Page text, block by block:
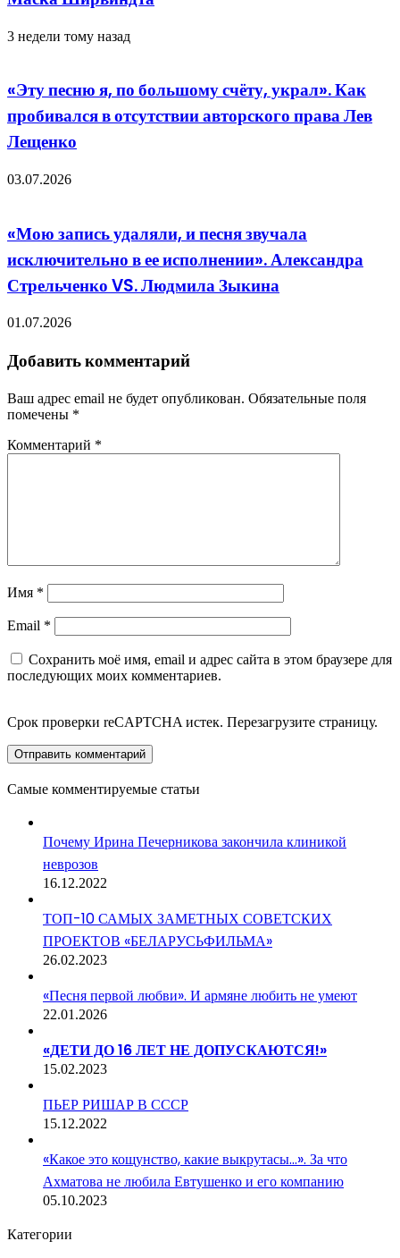
3 недели тому назад
«Эту песню я, по большому счёту, украл». Как
пробивался в отсутствии авторского права Лев
Лещенко
03.07.2026
«Мою запись удаляли, и песня звучала
исключительно в ее исполнении». Александра
Стрельченко VS. Людмила Зыкина
01.07.2026
Добавить комментарий
Ваш адрес email не будет опубликован. Обязательные поля
помечены *
Комментарий *
Имя *
Email *
Сохранить моё имя, email и адрес сайта в этом браузере для
последующих моих комментариев.
Срок проверки reCAPTCHA истек. Перезагрузите страницу.
Самые комментируемые статьи
Почему Ирина Печерникова закончила клиникой
неврозов
16.12.2022
ТОП-10 САМЫХ ЗАМЕТНЫХ СОВЕТСКИХ
ПРОЕКТОВ «БЕЛАРУСЬФИЛЬМА»
26.02.2023
«Песня первой любви». И армяне любить не умеют
22.01.2026
«ДЕТИ ДО 16 ЛЕТ НЕ ДОПУСКАЮТСЯ!»
15.02.2023
ПЬЕР РИШАР В СССР
15.12.2022
«Какое это кощунство, какие выкрутасы…». За что
Ахматова не любила Евтушенко и его компанию
05.10.2023
Категории